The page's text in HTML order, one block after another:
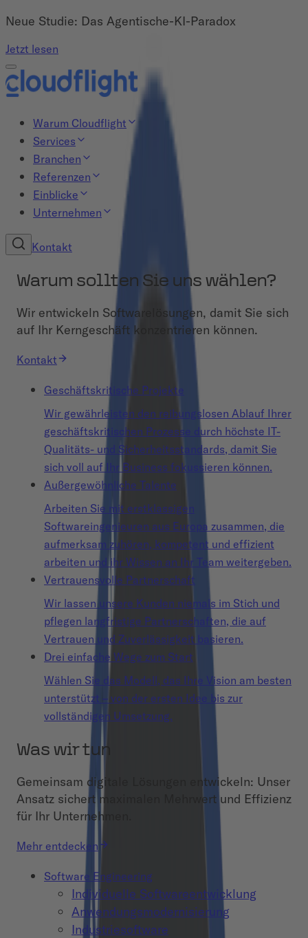
Neue Studie: Das Agentische-KI-Paradox
Jetzt lesen
Warum Cloudflight
Services
Branchen
Referenzen
Einblicke
Unternehmen
Kontakt
Warum sollten Sie uns wählen?
Wir entwickeln Softwarelösungen, damit Sie sich
auf Ihr Kerngeschäft konzentrieren können.
Kontakt
Geschäftskritische Projekte
Wir gewährleisten den reibungslosen Ablauf Ihrer
geschäftskritischen Prozesse durch höchste IT-
Qualitäts- und Sicherheitsstandards, damit Sie
sich voll auf Ihr Business fokussieren können.
Außergewöhnliche Talente
Arbeiten Sie mit erstklassigen
Softwareingenieuren aus Europa zusammen, die
aufmerksam zuhören, kompetent und effizient
arbeiten und ihr Wissen an Ihr Team weitergeben.
Vertrauensvolle Partnerschaft
Wir lassen unsere Kunden niemals im Stich und
pflegen langfristige Partnerschaften, die auf
Vertrauen und Zuverlässigkeit basieren.
Drei einfache Wege zum Start
Wählen Sie das Modell, das Ihre Vision am besten
unterstützt – von der ersten Idee bis zur
vollständigen Umsetzung.
Was wir tun
Gemeinsam digitale Lösungen entwickeln: Unser
Ansatz sichert maximalen Mehrwert und Effizienz
für Ihr Unternehmen.
Mehr entdecken
Software Engineering
Individuelle Softwareentwicklung
Anwendungsmodernisierung
Industriesoftware